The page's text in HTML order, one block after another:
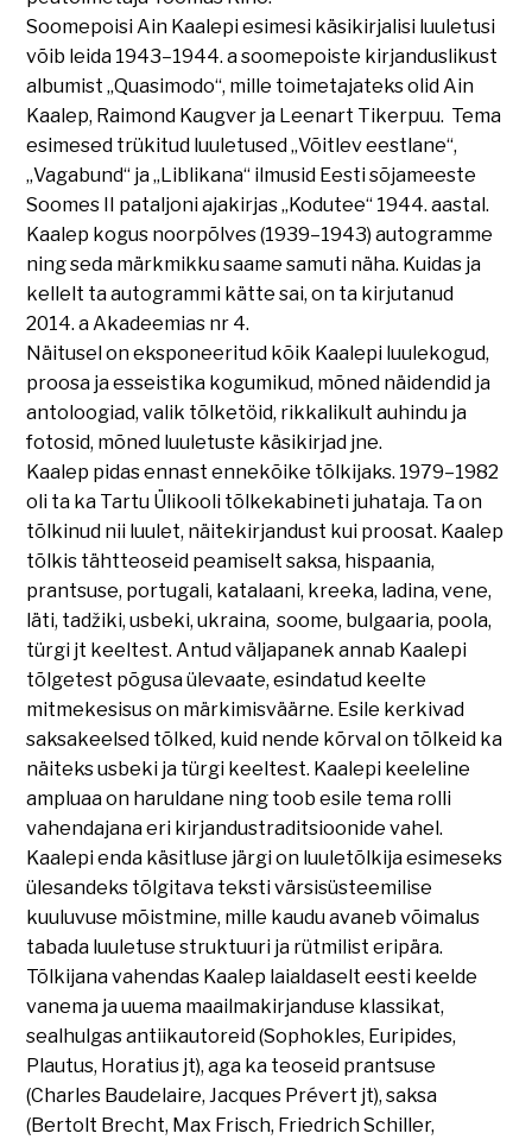
Soomepoisi Ain Kaalepi esimesi käsikirjalisi luuletusi
võib leida 1943–1944. a soomepoiste kirjanduslikust
albumist „Quasimodo“, mille toimetajateks olid Ain
Kaalep, Raimond Kaugver ja Leenart Tikerpuu. Tema
esimesed trükitud luuletused „Võitlev eestlane“,
„Vagabund“ ja „Liblikana“ ilmusid Eesti sõjameeste
Soomes II pataljoni ajakirjas „Kodutee“ 1944. aastal.
Kaalep kogus noorpõlves (1939–1943) autogramme
ning seda märkmikku saame samuti näha. Kuidas ja
kellelt ta autogrammi kätte sai, on ta kirjutanud
2014. a Akadeemias nr 4.
Näitusel on eksponeeritud kõik Kaalepi luulekogud,
proosa ja esseistika kogumikud, mõned näidendid ja
antoloogiad, valik tõlketöid, rikkalikult auhindu ja
fotosid, mõned luuletuste käsikirjad jne.
Kaalep pidas ennast ennekõike tõlkijaks. 1979–1982
oli ta ka Tartu Ülikooli tõlkekabineti juhataja. Ta on
tõlkinud nii luulet, näitekirjandust kui proosat. Kaalep
tõlkis tähtteoseid peamiselt saksa, hispaania,
prantsuse, portugali, katalaani, kreeka, ladina, vene,
läti, tadžiki, usbeki, ukraina, soome, bulgaaria, poola,
türgi jt keeltest. Antud väljapanek annab Kaalepi
tõlgetest põgusa ülevaate, esindatud keelte
mitmekesisus on märkimisväärne. Esile kerkivad
saksakeelsed tõlked, kuid nende kõrval on tõlkeid ka
näiteks usbeki ja türgi keeltest. Kaalepi keeleline
ampluaa on haruldane ning toob esile tema rolli
vahendajana eri kirjandustraditsioonide vahel.
Kaalepi enda käsitluse järgi on luuletõlkija esimeseks
ülesandeks tõlgitava teksti värsisüsteemilise
kuuluvuse mõistmine, mille kaudu avaneb võimalus
tabada luuletuse struktuuri ja rütmilist eripära.
Tõlkijana vahendas Kaalep laialdaselt eesti keelde
vanema ja uuema maailmakirjanduse klassikat,
sealhulgas antiikautoreid (Sophokles, Euripides,
Plautus, Horatius jt), aga ka teoseid prantsuse
(Charles Baudelaire, Jacques Prévert jt), saksa
(Bertolt Brecht, Max Frisch, Friedrich Schiller,